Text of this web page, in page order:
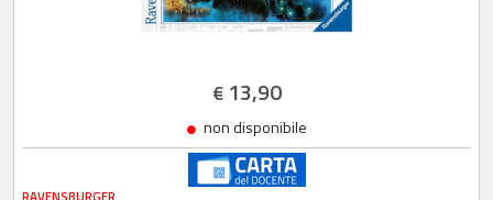
€13,90
non disponibile
RAVENSBURGER